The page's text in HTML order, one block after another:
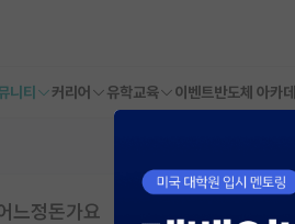
니티 커리어 유학교육 이벤트반도체 아카데
느정돈가요